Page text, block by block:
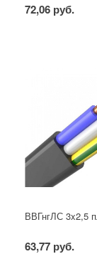
72,06 руб.
ВВГнгЛС 3x2,5
63,77 руб.